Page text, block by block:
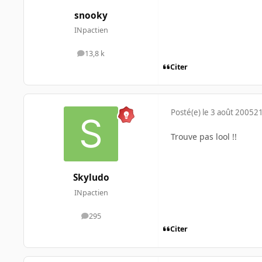
snooky
INpactien
13,8 k
messages
Citer
Skyludo
INpactien
295
messages
Posté(e) le 3 août 2005
Trouve pas lool !!
Citer